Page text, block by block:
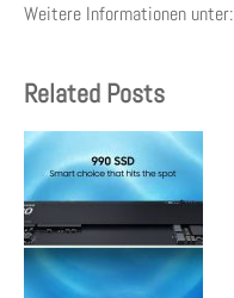
Weitere Informationen unter:
Related Posts